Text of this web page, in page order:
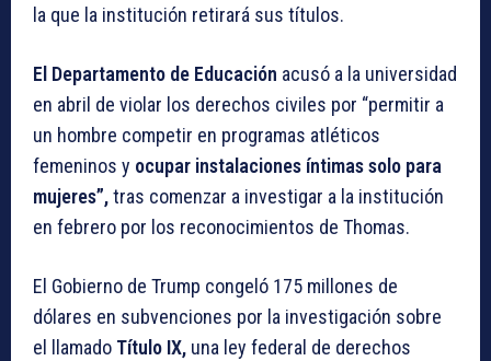
la que la institución retirará sus títulos.
El Departamento de Educación acusó a la universidad
en abril de violar los derechos civiles por “permitir a
un hombre competir en programas atléticos
femeninos y ocupar instalaciones íntimas solo para
mujeres”,tras comenzar a investigar a la institución
en febrero por los reconocimientos de Thomas.
El Gobierno de Trump congeló 175 millones de
dólares en subvenciones por la investigación sobre
el llamado Título IX, una ley federal de derechos